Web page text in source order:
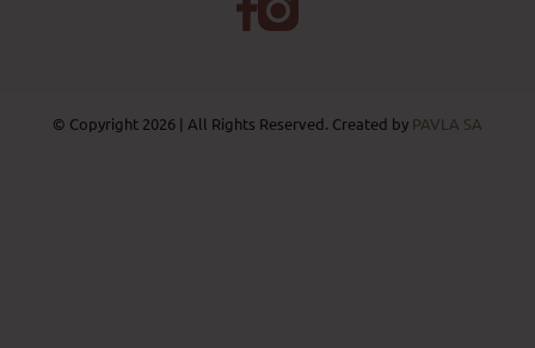
© Copyright 2026 | All Rights Reserved. Created by PAVLA SA